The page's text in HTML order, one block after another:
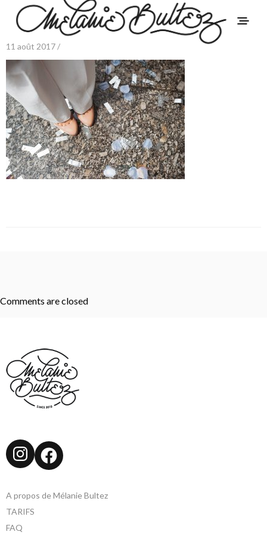
11 août 2017 /
Comments are closed
Instagram
Facebook
A propos de Mélanie Bultez
TARIFS
FAQ